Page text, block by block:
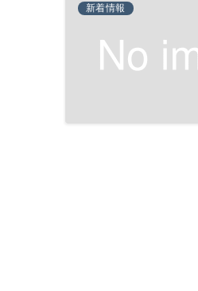
新着情報